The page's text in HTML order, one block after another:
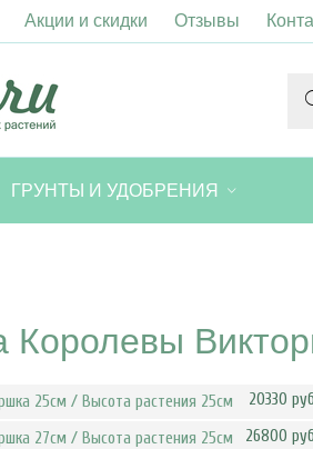
Акции и скидки Отзывы
ГРУНТЫ И УДОБРЕНИЯ
Королевы
25см / Высота растения 25см 20330 руб
27см / Высота растения 25см
26800 руб